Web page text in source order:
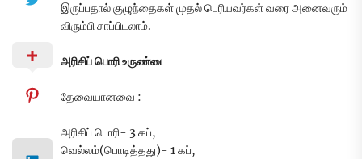
இருப்பதால் குழுந்தைகள் முதல் பெரியவர்கள் வரை அனைவரும்
விரும்பி சாப்பிடலாம்.
அரிசிப் பொரி உருண்டை
தேவையானவை :
அரிசிப் பொரி- 3 கப்,
வெல்லம்(பொடித்தது)- 1 கப்,